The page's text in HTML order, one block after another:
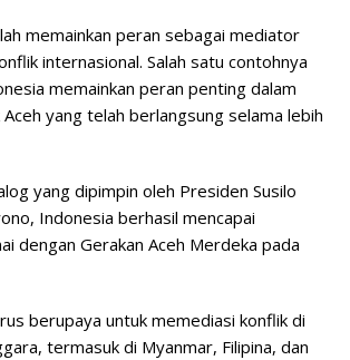
memainkan peran sebagai mediator
internasional. Salah satu contohnya
memainkan peran penting dalam
yang telah berlangsung selama lebih
yang dipimpin oleh Presiden Susilo
Indonesia berhasil mencapai
dengan Gerakan Aceh Merdeka pada
berupaya untuk memediasi konflik di
termasuk di Myanmar, Filipina, dan